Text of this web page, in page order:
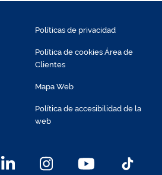
Políticas de privacidad
Política de cookies Área de
Clientes
Mapa Web
Política de accesibilidad de la
web